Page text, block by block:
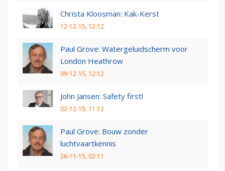
Christa Kloosman: Kak-Kerst
12-12-15, 12:12
Paul Grove: Watergeluidscherm voor
London Heathrow
09-12-15, 12:12
John Jansen: Safety first!
02-12-15, 11:12
Paul Grove: Bouw zonder
luchtvaartkennis
26-11-15, 02:11